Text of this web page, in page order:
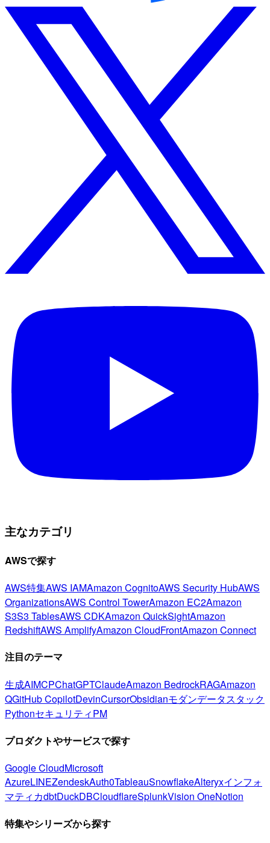
主なカテゴリ
AWSで探す
AWS特集AWS IAMAmazon CognitoAWS Security HubAWS
OrganizationsAWS Control TowerAmazon EC2Amazon
S3S3 TablesAWS CDKAmazon QuickSightAmazon
RedshiftAWS AmplifyAmazon CloudFrontAmazon Connect
注目のテーマ
生成AIMCPChatGPTClaudeAmazon BedrockRAGAmazon
QGitHub CopilotDevinCursorObsidianモダンデータスタック
PythonセキュリティPM
プロダクトやサービスで探す
Google CloudMicrosoft
AzureLINEZendeskAuth0TableauSnowflakeAlteryxインフォ
マティカdbtDuckDBCloudflareSplunkVision OneNotion
特集やシリーズから探す